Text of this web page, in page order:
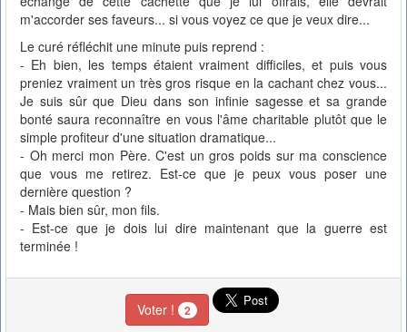
m'accorder ses faveurs... si vous voyez ce que je veux dire...
Le curé réfléchit une minute puis reprend :
- Eh bien, les temps étaient vraiment difficiles, et puis vous
preniez vraiment un très gros risque en la cachant chez vous...
Je suis sûr que Dieu dans son infinie sagesse et sa grande
bonté saura reconnaître en vous l'âme charitable plutôt que le
simple profiteur d'une situation dramatique...
- Oh merci mon Père. C'est un gros poids sur ma conscience
que vous me retirez. Est-ce que je peux vous poser une
dernière question ?
- Mais bien sûr, mon fils.
- Est-ce que je dois lui dire maintenant que la guerre est
terminée !
Voter ! 2